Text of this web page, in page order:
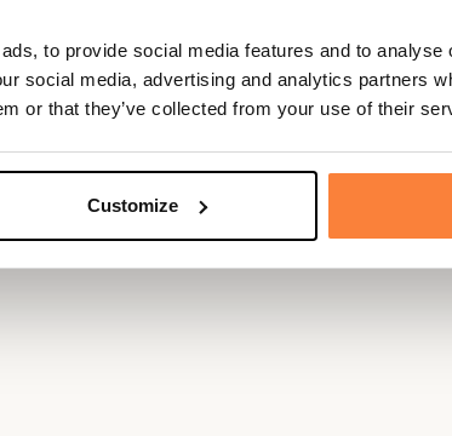
to provide social media features and to
social media, advertising and analytics partners
or that they’ve collected from your use of their
Customize